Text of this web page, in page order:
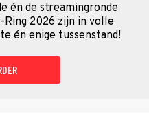
én de streamingronde
Ring 2026 zijn in volle
én enige tussenstand!